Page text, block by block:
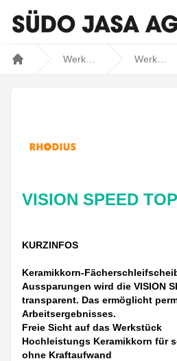
VISION SPEED
KURZINFOS
Keramikkorn-
Aussparungen wird die VISION
transparent. Das ermöglicht
Arbeitsergebnisses.
Freie Sicht auf das Werkstück
Hochleistungs Keramikkorn für
ohne Kraftaufwand